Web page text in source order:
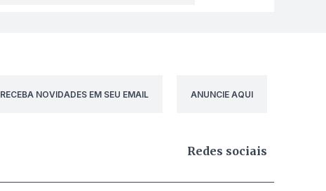
RECEBA NOVIDADES EM SEU EMAIL ANUNCIE AQUI
Redes sociais